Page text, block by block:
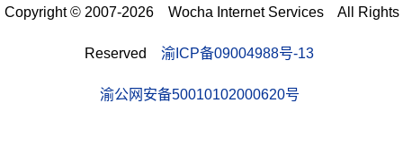
Copyright © 2007-2026 Wocha Internet Services All Rights
Reserved 渝ICP备09004988号-13
渝公网安备50010102000620号